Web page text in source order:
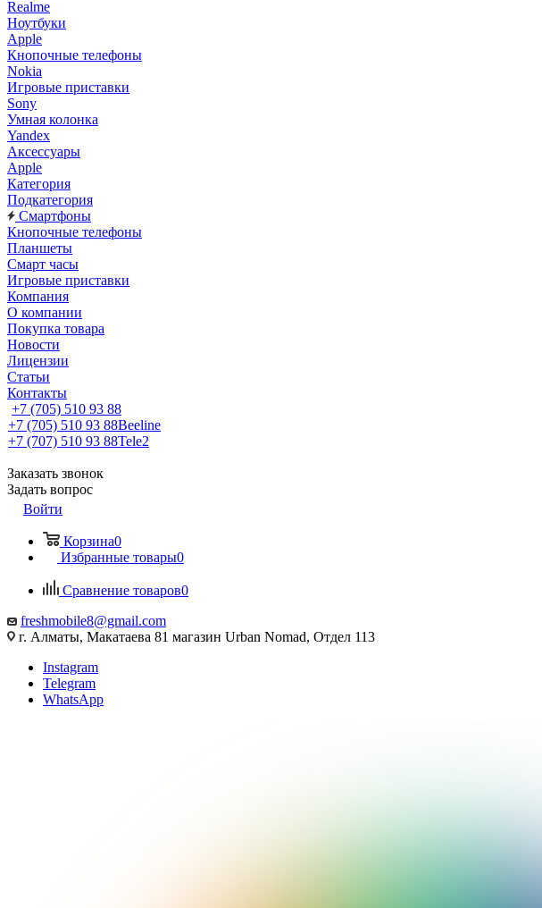
Realme
Ноутбуки
Apple
Кнопочные телефоны
Nokia
Игровые приставки
Sony
Умная колонка
Yandex
Аксессуары
Apple
Категория
Подкатегория
Смартфоны
Кнопочные телефоны
Планшеты
Смарт часы
Игровые приставки
Компания
О компании
Покупка товара
Новости
Лицензии
Статьи
Контакты
+7 (705) 510 93 88
+7 (705) 510 93 88Beeline
+7 (707) 510 93 88Tele2
Заказать звонок
Задать вопрос
Войти
Корзина0
Избранные товары0
Сравнение товаров0
freshmobile8@gmail.com
г. Алматы, Макатаева 81 магазин Urban Nomad, Отдел 113
Instagram
Telegram
WhatsApp